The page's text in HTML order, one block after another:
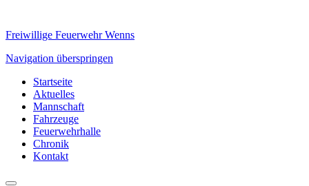
Freiwillige Feuerwehr Wenns
Navigation überspringen
Startseite
Aktuelles
Mannschaft
Fahrzeuge
Feuerwehrhalle
Chronik
Kontakt